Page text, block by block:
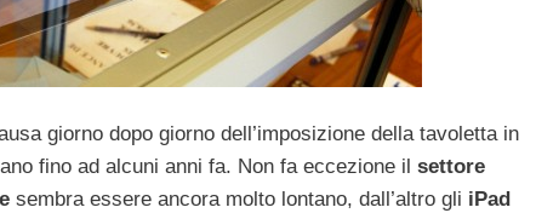
giorno dopo giorno dell’imposizione della tavoletta in
fino ad alcuni anni fa. Non fa eccezione il settore
sembra essere ancora molto lontano, dall’altro gli iPad